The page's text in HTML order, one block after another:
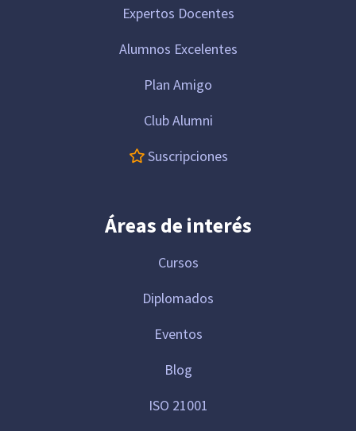
Expertos Docentes
Alumnos Excelentes
Plan Amigo
Club Alumni
Suscripciones
Áreas de interés
Cursos
Diplomados
Eventos
Blog
ISO 21001